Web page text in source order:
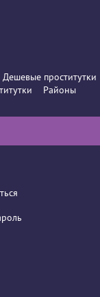
Дешевые проститутки
Районы